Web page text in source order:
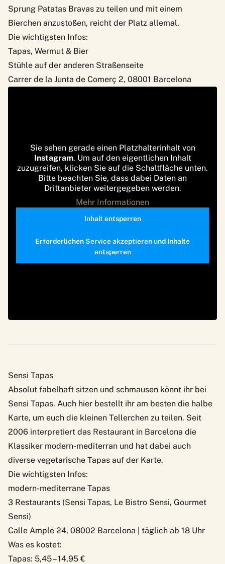
Sprung Patatas Bravas zu teilen und mit einem
Bierchen anzustoßen, reicht der Platz allemal.
Die wichtigsten Infos:
Tapas, Wermut & Bier
Stühle auf der anderen Straßenseite
Carrer de la Junta de Comerç 2, 08001 Barcelona
Sie sehen gerade einen Platzhalterinhalt von
Instagram. Um auf den eigentlichen Inhalt
zuzugreifen, klicken Sie auf die Schaltfläche unten.
Bitte beachten Sie, dass dabei Daten an
Drittanbieter weitergegeben werden.
Mehr Informationen
Inhalt entsperren
Erforderlichen Service akzeptieren und Inhalte
entsperren
Sensi Tapas
Absolut fabelhaft sitzen und schmausen könnt ihr bei
Sensi Tapas. Auch hier bestellt ihr am besten die halbe
Karte, um euch die kleinen Tellerchen zu teilen. Seit
2006 interpretiert das Restaurant in Barcelona die
Klassiker modern-mediterran und hat dabei auch
diverse vegetarische Tapas auf der Karte.
Die wichtigsten Infos:
modern-mediterrane Tapas
3 Restaurants (Sensi Tapas, Le Bistro Sensi, Gourmet
Sensi)
Calle Ample 24, 08002 Barcelona | täglich ab 18 Uhr
Was es kostet:
Tapas: 5,45 – 14,95 €